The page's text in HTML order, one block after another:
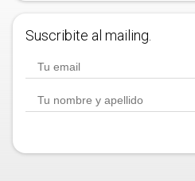
Suscribite al mailing.